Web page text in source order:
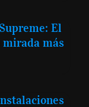
El
mirada más